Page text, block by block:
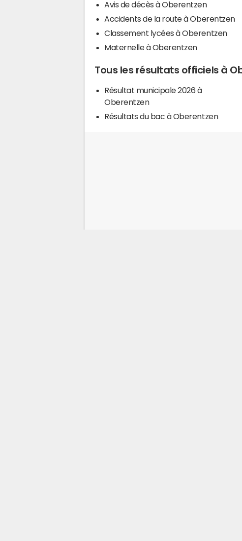
Avis de décès à Oberentzen
Accidents de la route à Oberentzen
Classement lycées à Oberentzen
Maternelle à Oberentzen
Tous les résultats officiels à
Résultat municipale 2026 à
Oberentzen
Résultats du bac à Oberentzen